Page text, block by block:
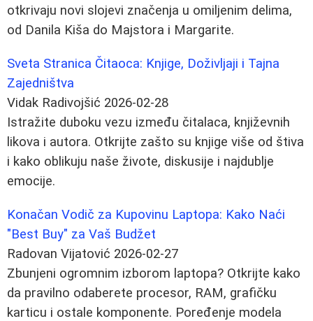
otkrivaju novi slojevi značenja u omiljenim delima,
od Danila Kiša do Majstora i Margarite.
Sveta Stranica Čitaoca: Knjige, Doživljaji i Tajna
Zajedništva
Vidak Radivojšić 2026-02-28
Istražite duboku vezu između čitalaca, književnih
likova i autora. Otkrijte zašto su knjige više od štiva
i kako oblikuju naše živote, diskusije i najdublje
emocije.
Konačan Vodič za Kupovinu Laptopa: Kako Naći
"Best Buy" za Vaš Budžet
Radovan Vijatović 2026-02-27
Zbunjeni ogromnim izborom laptopa? Otkrijte kako
da pravilno odaberete procesor, RAM, grafičku
karticu i ostale komponente. Poređenje modela